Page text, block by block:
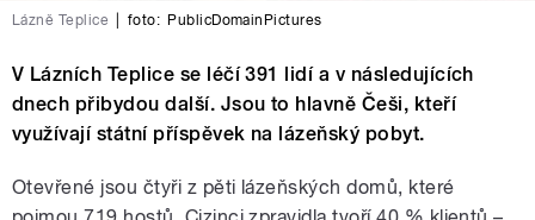
Lázně Teplice foto: PublicDomainPictures
V Lázních Teplice se léčí 391 lidí a v následujících
dnech přibydou další. Jsou to hlavně Češi, kteří
využívají státní příspěvek na lázeňský pobyt.
Otevřené jsou čtyři z pěti lázeňských domů, které